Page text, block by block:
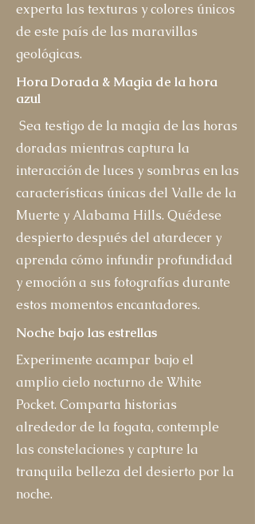
experta las texturas y colores únicos
de este país de las maravillas
geológicas.
Hora Dorada & Magia de la hora
azul
Sea testigo de la magia de las horas
doradas mientras captura la
interacción de luces y sombras en las
características únicas del Valle de la
Muerte y Alabama Hills. Quédese
despierto después del atardecer y
aprenda cómo infundir profundidad
y emoción a sus fotografías durante
estos momentos encantadores.
Noche bajo las estrellas
Experimente acampar bajo el
amplio cielo nocturno de White
Pocket. Comparta historias
alrededor de la fogata, contemple
las constelaciones y capture la
tranquila belleza del desierto por la
noche.